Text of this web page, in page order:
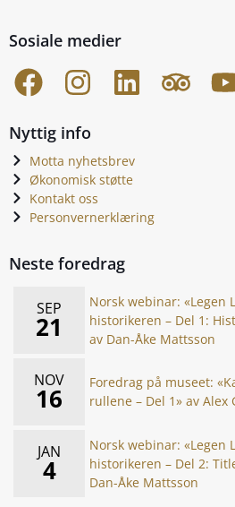
Sosiale medier
Nyttig info
Motta nyhetsbrev
Økonomisk støtte
Kontakt oss
Personvernerklæring
Neste foredrag
SEP
21
Norsk webinar: «Legen
historikeren – Del 1:
av Dan-Åke Mattsson
NOV
16
Foredrag på museet:
rullene – Del 1» av Alex
JAN
4
Norsk webinar: «Legen
historikeren – Del 2:
Dan-Åke Mattsson